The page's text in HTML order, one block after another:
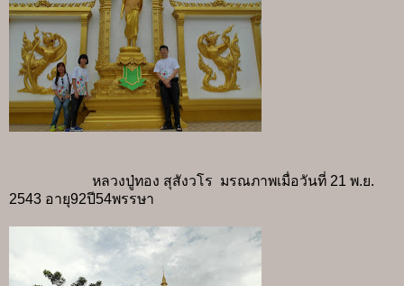
หลวงปู่ทอง สุสังวโร มรณภาพเมื่อวันที่ 21 พ.ย.
2543 อายุ92ปี54พรรษา